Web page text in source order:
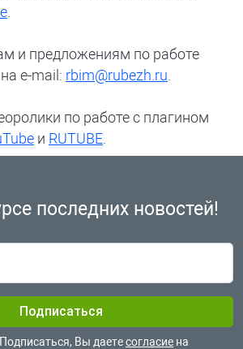
и предложениям по работе
e-mail: rbim@rubezh.ru
по работе с плагином
и RUTUBE
последних новостей!
Вы даетесогласие на